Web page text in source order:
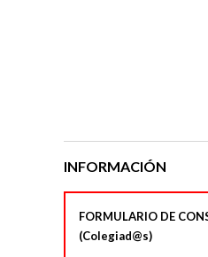
INFORMACIÓN
FORMULARIO DE
(Colegiad@s)